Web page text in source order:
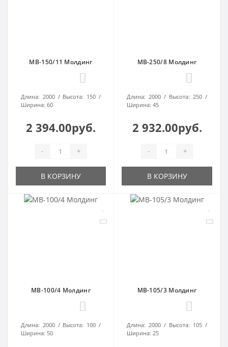
МВ-150/11 Молдинг
Длина: 2000 Высота: 150
Ширина: 60
2 394.00руб.
- +
В КОРЗИНУ
МВ-250/8 Молдинг
Длина: 2000 Высота: 250
Ширина: 45
2 932.00руб.
- +
В КОРЗИНУ
МВ-100/4 Молдинг
Длина: 2000 Высота: 100
Ширина: 50
МВ-105/3 Молдинг
Длина: 2000 Высота: 105
Ширина: 25